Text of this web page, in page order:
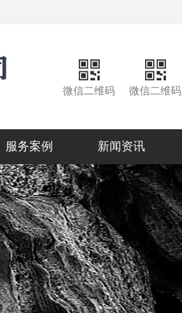
微信二维码 微信二维码
服务案例 新闻资讯